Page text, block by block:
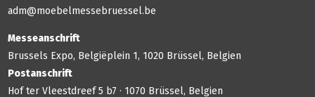
adm@moebelmessebruessel.be
Messeanschrift
Brussels Expo, Belgiëplein 1, 1020 Brüssel, Belgien
Postanschrift
Hof ter Vleestdreef 5 b7 · 1070 Brüssel, Belgien